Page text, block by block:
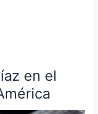
en el